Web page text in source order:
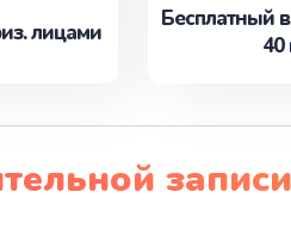
лицами
Бесплатный
40
записи